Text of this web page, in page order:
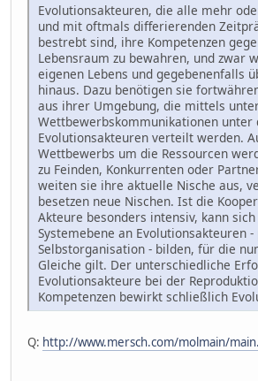
Evolutionsakteuren, die alle mehr
und mit oftmals differierenden
bestrebt sind, ihre Kompetenzen
Lebensraum zu bewahren, und zwar
eigenen Lebens und gegebenenfalls
hinaus. Dazu benötigen sie
aus ihrer Umgebung, die mittels
Wettbewerbskommunikationen unter
Evolutionsakteuren verteilt werden.
Wettbewerbs um die Ressourcen
zu Feinden, Konkurrenten oder
weiten sie ihre aktuelle Nische aus,
besetzen neue Nischen. Ist die
Akteure besonders intensiv, kann
Systemebene an Evolutionsakteuren -
Selbstorganisation - bilden, für die
Gleiche gilt. Der unterschiedliche
Evolutionsakteure bei der
Kompetenzen bewirkt schließlich
Q: http://www.mersch.com/molmain/